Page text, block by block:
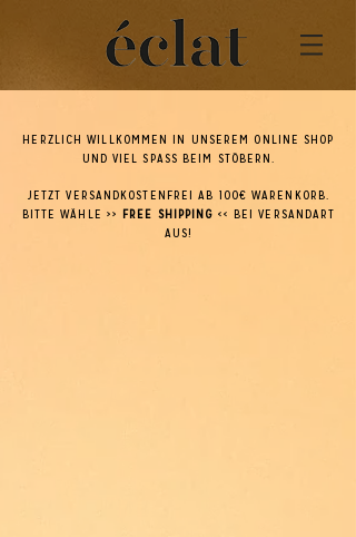
HERZLICH WILLKOMMEN IN UNSEREM ONLINE SHOP
UND VIEL SPASS BEIM STÖBERN.
JETZT VERSANDKOSTENFREI AB 100€ WARENKORB.
BITTE WÄHLE >> FREE SHIPPING << BEI VERSANDART
AUS!